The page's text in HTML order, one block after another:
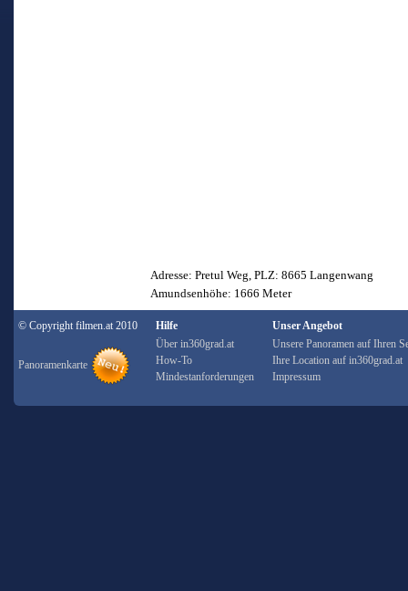
Adresse: Pretul Weg, PLZ: 8665 Langenwang
Amundsenhöhe: 1666 Meter
© Copyright filmen.at 2010
Panoramenkarte
Hilfe
Über in360grad.at
How-To
Mindestanforderungen
Unser Angebot
Unsere Panoramen auf Ihren
Ihre Location auf in360grad.at
Impressum